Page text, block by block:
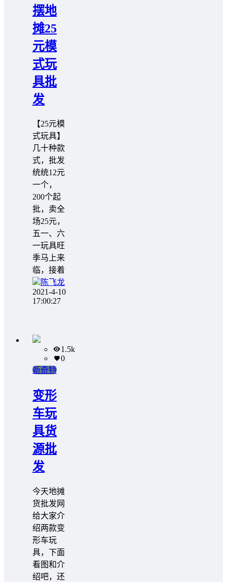
摆地
摊25
元模
式玩
具批
发
【25元模
式玩具】
几十种款
式，批发
统统12元
一个，
200个起
批，卖全
场25元，
五一、六
一玩具旺
季马上来
临，接着
陈飞龙
2021-4-10
17:00:27
1.5k
0
新奇特
变形
车玩
具货
源批
发
今天地摊
货批发网
给大家介
绍两款变
形车玩
具，下面
看图和介
绍吧，还